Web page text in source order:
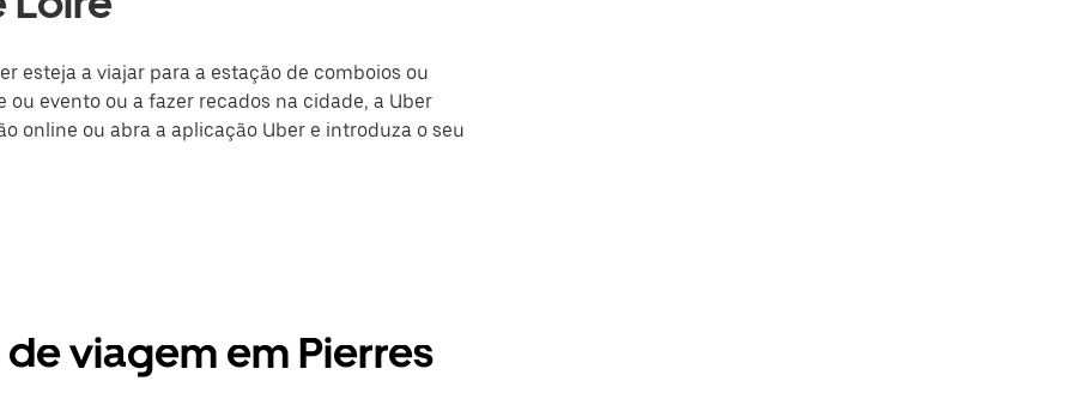
esteja a viajar para a estação de comboios ou
evento ou a fazer recados na cidade, a Uber
online ou abra a aplicação Uber e introduza o seu
viagem em Pierres